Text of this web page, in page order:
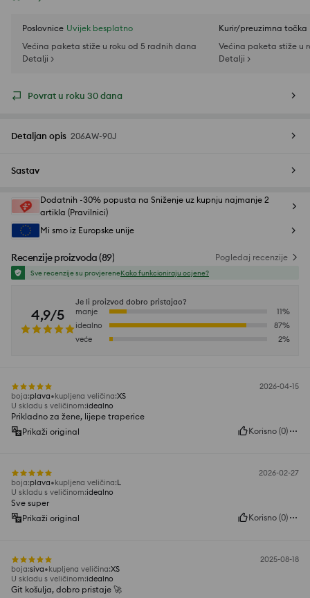
Poslovnice Uvijek besplatno
Većina paketa stiže u roku od 5 radnih dana
Detalji >
Kurir/preuzimna točka
Većina paketa stiže u
Detalji >
Povrat u roku 30 dana
Detaljan opis 206AW-90J
Sastav
Dodatnih -30% popusta na Sniženje uz kupnju najmanje 2
artikla (Pravilnici)
Mi smo iz Europske unije
Recenzije proizvoda(89) Pogledaj recenzije
Sve recenzije su provjereneKako funkcioniraju ocjene?
4,9/5
Je li proizvod dobro pristajao?
manje
11%
idealno
87%
veće
2%
2026-04-15
boja:plava kupljena veličina:XS
U skladu s veličinom:idealno
Prikladno za žene, lijepe traperice
Prikaži original
Korisno (0)
2026-02-27
boja:plava kupljena veličina:L
U skladu s veličinom:idealno
Sve super
Prikaži original
Korisno (0)
2025-08-18
boja:siva kupljena veličina:XS
U skladu s veličinom:idealno
Git košulja, dobro pristaje 🚀